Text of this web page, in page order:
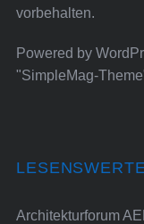
vorbehalten.
Powered by
"SimpleMag-
Architekturforum